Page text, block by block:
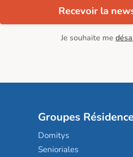
Recevoir la
Je souhaite me
Groupes
Domitys
Senioriales